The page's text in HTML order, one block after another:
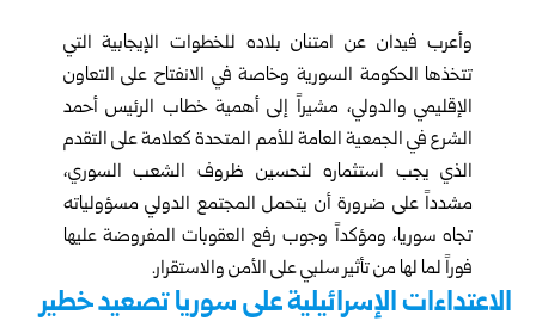
وأعرب فيدان عن امتنان بلاده للخطوات الإيجابية التي
تتخذها الحكومة السورية وخاصة في الانفتاح على التعاون
الإقليمي والدولي، مشيراً إلى أهمية خطاب الرئيس أحمد
الشرع في الجمعية العامة للأمم المتحدة كعلامة على التقدم
الذي يجب استثماره لتحسين ظروف الشعب السوري،
مشدداً على ضرورة أن يتحمل المجتمع الدولي مسؤولياته
تجاه سوريا، ومؤكداً وجوب رفع العقوبات المفروضة عليها
فوراً لما لها من تأثير سلبي على الأمن والاستقرار.
الاعتداءات الإسرائيلية على سوريا تصعيد خطير